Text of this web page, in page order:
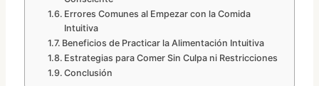
Errores Comunes al Empezar con la Comida
Intuitiva
Beneficios de Practicar la Alimentación Intuitiva
Estrategias para Comer Sin Culpa ni Restricciones
Conclusión